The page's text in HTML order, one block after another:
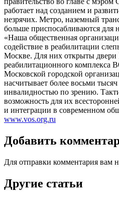
работает над созданием и
незрячих. Метро, наземный
больше приспосабливаются
«Наша общественная
содействие в реабилитации
Москве. Для них открыты двери
реабилитационного комплекса
Московской городской
насчитывает более восьми
инвалидностью по зрению.
возможность для их
и интеграции в современном
www.vos.org.ru
Добавить
Для отправки комментария вам
Другие статьи